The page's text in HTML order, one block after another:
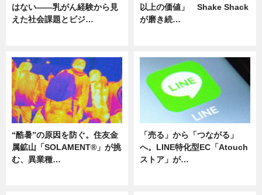
はない――乳がん経験から見
えた社会課題とビジ…
以上の価値」 Shake Shack
が磨き続…
“酷暑”の原因を防ぐ。住友金
属鉱山「SOLAMENT®」が挑
む、異業種…
「売る」から「つながる」
へ。LINE特化型EC「Atouch
ストア」が…